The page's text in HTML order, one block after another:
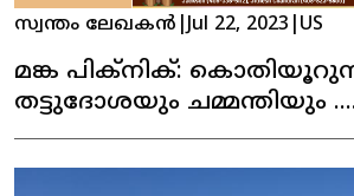
സ്വന്തം ലേഖകൻ Jul 22, 2023 US
മങ്ക പിക്‌നിക്:
തട്ടുദോശയും ചമ്മന്തിയും ....
നാടൻ പലഹാരങ്ങളും